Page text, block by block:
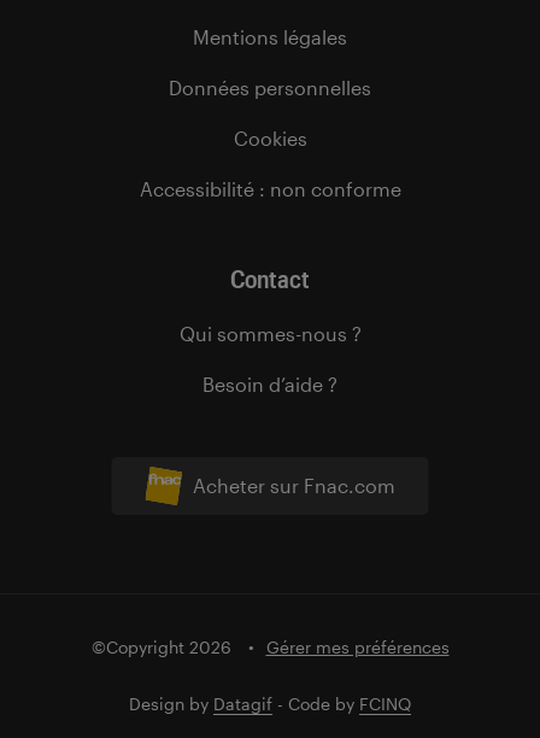
Acheter sur Fnac.com
Mentions légales
Données personnelles
Cookies
Accessibilité : non conforme
Contact
Qui sommes-nous ?
Besoin d’aide ?
©Copyright 2026 Gérer mes préférences
Design by Datagif - Code by FCINQ